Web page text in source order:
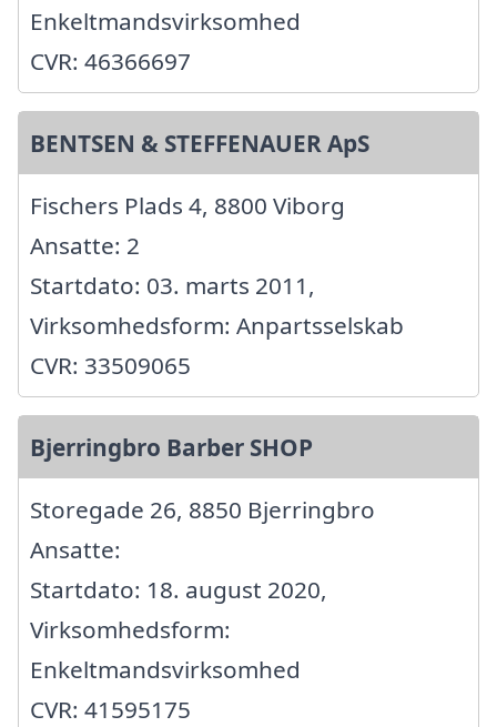
Enkeltmandsvirksomhed
CVR: 46366697
BENTSEN & STEFFENAUER ApS
Fischers Plads 4, 8800 Viborg
Ansatte: 2
Startdato: 03. marts 2011,
Virksomhedsform: Anpartsselskab
CVR: 33509065
Bjerringbro Barber SHOP
Storegade 26, 8850 Bjerringbro
Ansatte:
Startdato: 18. august 2020,
Virksomhedsform:
Enkeltmandsvirksomhed
CVR: 41595175